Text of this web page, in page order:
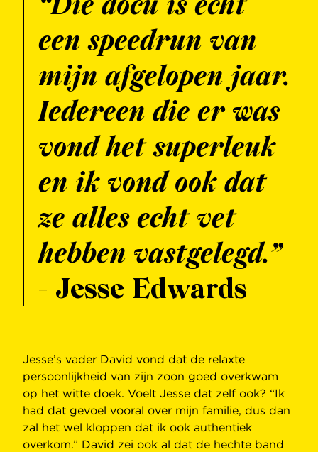
een speedrun van
mijn afgelopen jaar.
Iedereen die er was
vond het superleuk
en ik vond ook dat
ze alles echt vet
hebben vastgelegd.”
- Jesse Edwards
Jesse’s vader David vond dat de relaxte
persoonlijkheid van zijn zoon goed overkwam
op het witte doek. Voelt Jesse dat zelf ook? “Ik
had dat gevoel vooral over mijn familie, dus dan
zal het wel kloppen dat ik ook authentiek
overkom.” David zei ook al dat de hechte band